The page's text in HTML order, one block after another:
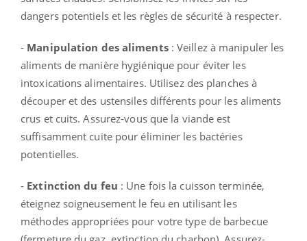
dangers potentiels et les règles de sécurité à respecter.
- Manipulation des aliments: Veillez à manipuler les
aliments de manière hygiénique pour éviter les
intoxications alimentaires. Utilisez des planches à
découper et des ustensiles différents pour les aliments
crus et cuits. Assurez-vous que la viande est
suffisamment cuite pour éliminer les bactéries
potentielles.
- Extinction du feu : Une fois la cuisson terminée,
éteignez soigneusement le feu en utilisant les
méthodes appropriées pour votre type de barbecue